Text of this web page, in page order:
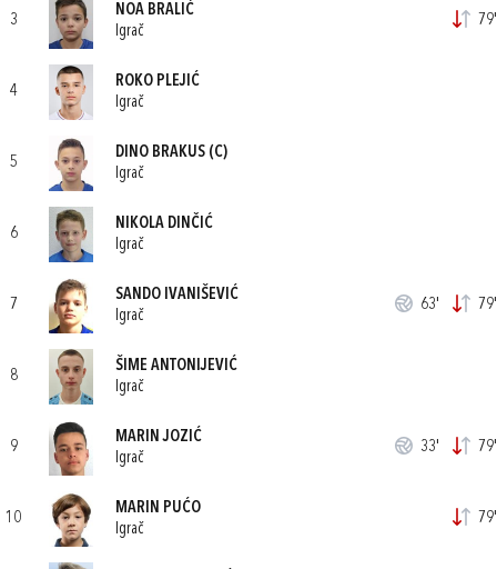
3
NOA BRALIĆ
Igrač
79'
4
ROKO PLEJIĆ
Igrač
5
DINO BRAKUS (C)
Igrač
6
NIKOLA DINČIĆ
Igrač
7
SANDO IVANIŠEVIĆ
Igrač
63' 79'
8
ŠIME ANTONIJEVIĆ
Igrač
9
MARIN JOZIĆ
Igrač
33' 79'
10
MARIN PUĆO
Igrač
79'